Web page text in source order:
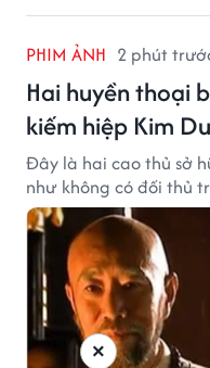
PHIM ẢNH 2 phút
Hai huyền thoại
kiếm hiệp Kim
Đây là hai cao thủ sở
như không có đối thủ
×